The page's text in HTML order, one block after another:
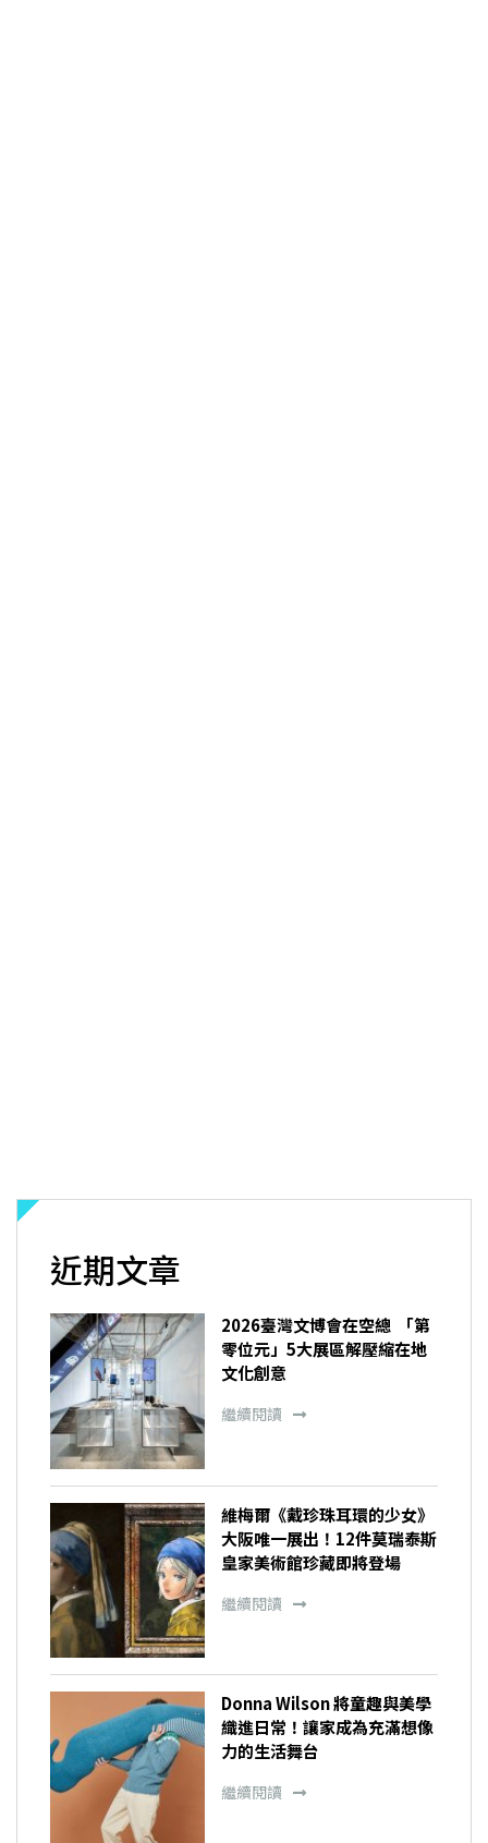
近期文章
2026臺灣文博會在空總 「第
零位元」5大展區解壓縮在地
文化創意
繼續閱讀
維梅爾《戴珍珠耳環的少女》
大阪唯一展出！12件莫瑞泰斯
皇家美術館珍藏即將登場
繼續閱讀
Donna Wilson 將童趣與美學
織進日常！讓家成為充滿想像
力的生活舞台
繼續閱讀